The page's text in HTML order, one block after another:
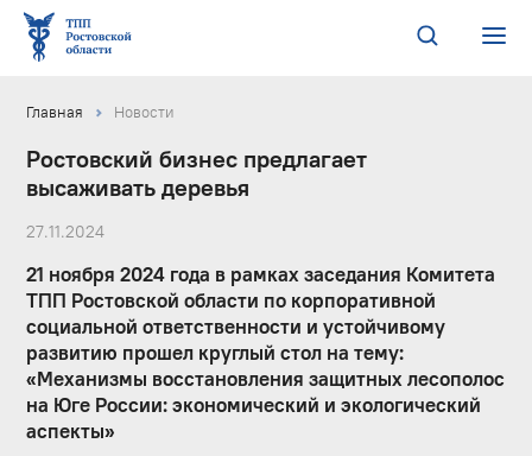
Главная Новости
Ростовский бизнес предлагает
высаживать деревья
27.11.2024
21 ноября 2024 года в рамках заседания Комитета
ТПП Ростовской области по корпоративной
социальной ответственности и устойчивому
развитию прошел круглый стол на тему:
«Механизмы восстановления защитных лесополос
на Юге России: экономический и экологический
аспекты»